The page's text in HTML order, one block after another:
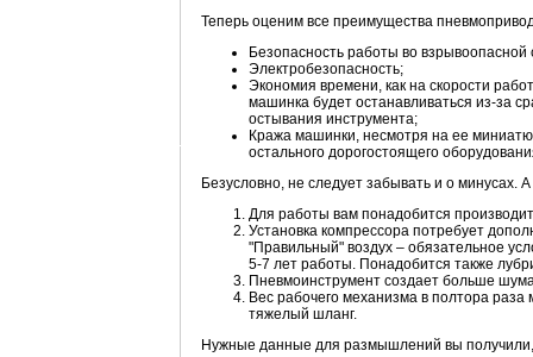
Теперь оценим все преимущества
Безопасность работы во взрывоопасной
Электробезопасность;
Экономия времени, как на скорости
машинка будет останавливаться из-за
остывания инструмента;
Кража машинки, несмотря на ее
остального дорогостоящего
Безусловно, не следует забывать и о минусах.
Для работы вам понадобится
Установка компрессора потребует
"Правильный" воздух – обязательное
5-7 лет работы. Понадобится также
Пневмоинструмент создает больше
Вес рабочего механизма в полтора раза
тяжелый шланг.
Нужные данные для размышлений вы